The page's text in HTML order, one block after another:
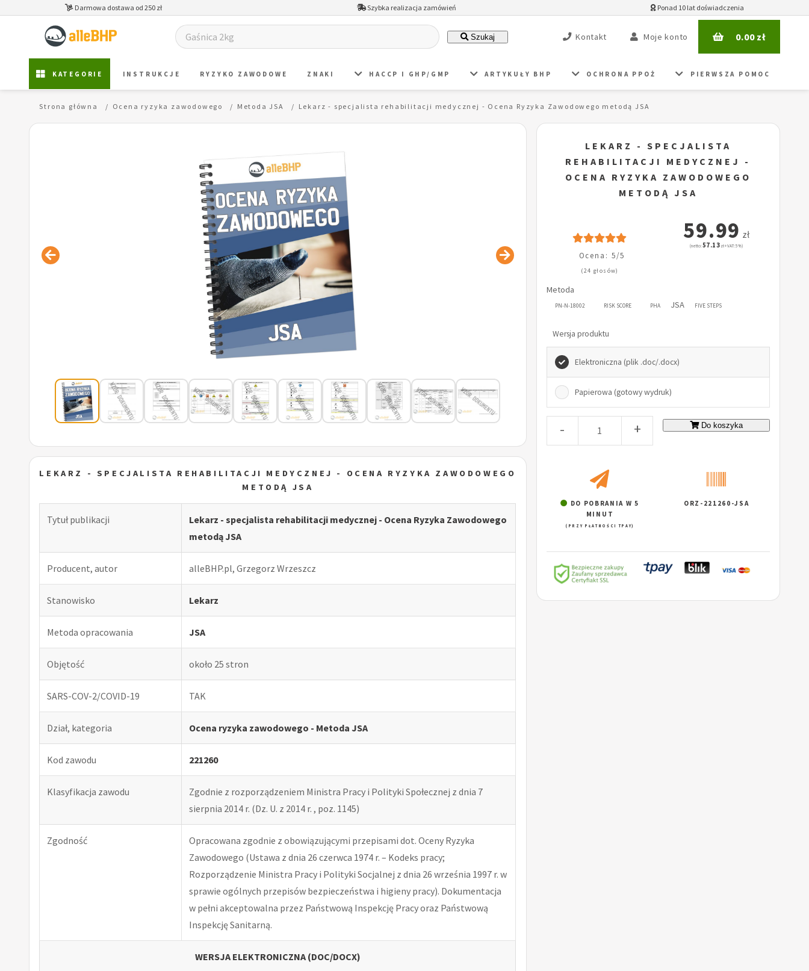
Darmowa dostawa od 250 zł Szybka realizacja zamówień Ponad 10 lat doświadczenia
Szukaj Kontakt Moje konto 0.00zł
KATEGORIE INSTRUKCJE RYZYKO ZAWODOWE ZNAKI HACCP I GHP/GMP ARTYKUŁY BHP OCHRONA PPOŻ PIERWSZA POMOC
Strona główna Ocena ryzyka zawodowego Metoda JSA Lekarz - specjalista rehabilitacji medycznej - Ocena Ryzyka Zawodowego metodą JSA
LEKARZ - SPECJALISTA REHABILITACJI MEDYCZNEJ - OCENA RYZYKA ZAWODOWEGO
METODĄ JSA
Tytuł publikacji
Lekarz - specjalista rehabilitacji medycznej - Ocena Ryzyka Zawodowego
metodą JSA
Producent, autor alleBHP.pl, Grzegorz Wrzeszcz
Stanowisko Lekarz
Metoda opracowania JSA
Objętość około 25 stron
SARS-COV-2/COVID-19 TAK
Dział, kategoria Ocena ryzyka zawodowego - Metoda JSA
Kod zawodu 221260
Klasyfikacja zawodu
Zgodnie z rozporządzeniem Ministra Pracy i Polityki Społecznej z dnia 7
sierpnia 2014 r. (Dz. U. z 2014 r. , poz. 1145)
Zgodność
Opracowana zgodnie z obowiązującymi przepisami dot. Oceny Ryzyka
Zawodowego (Ustawa z dnia 26 czerwca 1974 r. – Kodeks pracy;
Rozporządzenie Ministra Pracy i Polityki Socjalnej z dnia 26 września 1997 r. w
sprawie ogólnych przepisów bezpieczeństwa i higieny pracy). Dokumentacja
w pełni akceptowalna przez Państwową Inspekcję Pracy oraz Państwową
Inspekcję Sanitarną.
WERSJA ELEKTRONICZNA (DOC/DOCX)
LEKARZ - SPECJALISTA
REHABILITACJI MEDYCZNEJ -
OCENA RYZYKA ZAWODOWEGO
METODĄ JSA
Ocena: 5/5
(24 głosów)
59.99 zł
(netto:57.13 zł + VAT: 5%)
Metoda
PN-N-18002 RISK SCORE PHA JSA FIVE STEPS
Wersja produktu
Elektroniczna (plik .doc/.docx)
Papierowa (gotowy wydruk)
- + Do koszyka
DO POBRANIA W 5
MINUT
(PRZY PŁATNOŚCI TPAY)
ORZ-221260-JSA